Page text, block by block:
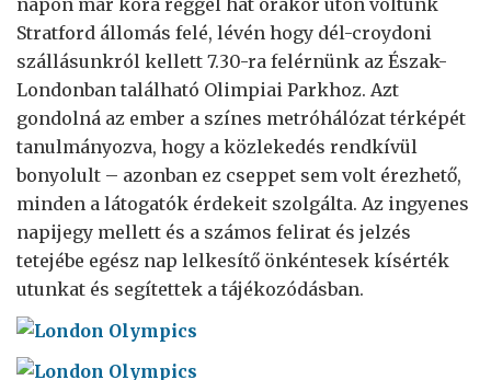
napon már kora reggel hat órakor úton voltunk
Stratford állomás felé, lévén hogy dél-croydoni
szállásunkról kellett 7.30-ra felérnünk az Észak-
Londonban található Olimpiai Parkhoz. Azt
gondolná az ember a színes metróhálózat térképét
tanulmányozva, hogy a közlekedés rendkívül
bonyolult – azonban ez cseppet sem volt érezhető,
minden a látogatók érdekeit szolgálta. Az ingyenes
napijegy mellett és a számos felirat és jelzés
tetejébe egész nap lelkesítő önkéntesek kísérték
utunkat és segítettek a tájékozódásban.